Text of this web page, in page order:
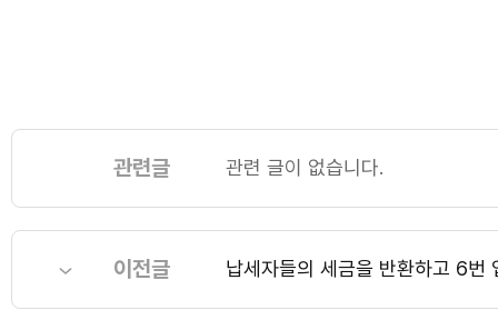
관련글 관련 글이 없습니다.
이전글 납세자들의 세금을 반환하고 6번